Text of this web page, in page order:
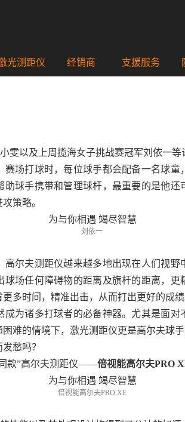
光测距仪 经销商 支援服务
雯以及上周揽海女子挑战赛冠军刘依一
赛场打球时，每位球手都会配备一名球童
助球手携带和管理球杆，最重要的是他还
策略。
刘依一
尔夫测距仪越来越多地出现在人们视野
球场任何障碍物的距离及旗杆的距离，更
多时间，精准出击，从而打出更好的成绩
成为诸多打球者的必备神器。尤其是面对
难的情境下，激光测距仪更是高尔夫球手
愁吗？
款”高尔夫测距仪——倍视能高尔夫PRO
倍视能高尔夫PRO XE